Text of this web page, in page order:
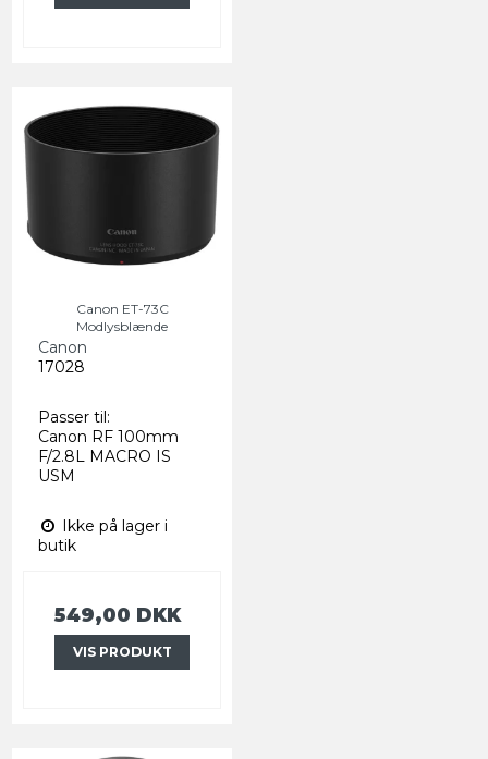
Canon ET-73C
Modlysblænde
Canon
17028
Passer til:
Canon RF 100mm
F/2.8L MACRO IS
USM
Ikke på lager i
butik
549,00 DKK
VIS PRODUKT